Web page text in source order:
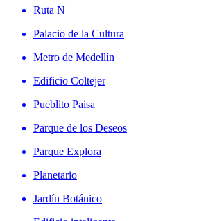
Ruta N
Palacio de la Cultura
Metro de Medellín
Edificio Coltejer
Pueblito Paisa
Parque de los Deseos
Parque Explora
Planetario
Jardín Botánico